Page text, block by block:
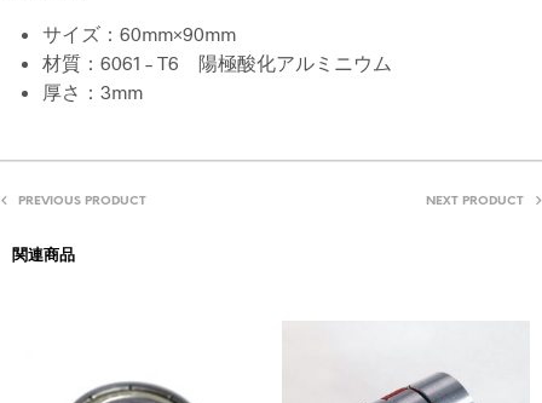
サイズ：60mm×90mm
材質：6061 – T6 陽極酸化アルミニウム
厚さ：3mm
PREVIOUS PRODUCT NEXT PRODUCT
関連商品